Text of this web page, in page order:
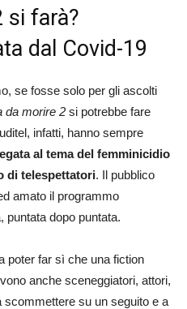
si farà?
dal Covid-19
se fosse solo per gli ascolti
da morire 2 si potrebbe fare
infatti, hanno sempre
al tema del femminicidio
di telespettatori. Il pubblico
amato il programmo
puntata dopo puntata.
poter far sì che una fiction
anche sceneggiatori, attori,
scommettere su un seguito e a